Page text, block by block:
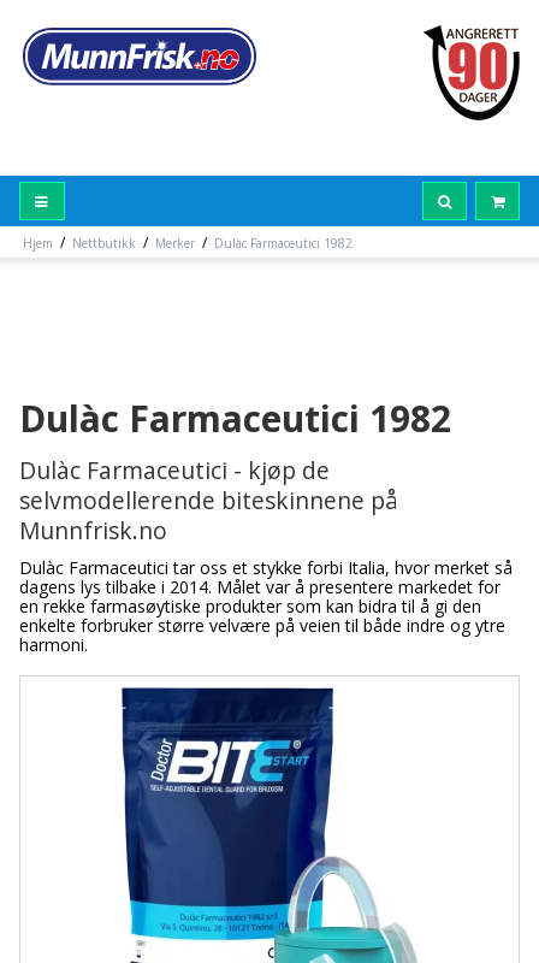
Hjem / Nettbutikk / Merker / Dulàc Farmaceutici 1982
Dulàc Farmaceutici 1982
Dulàc Farmaceutici - kjøp de
selvmodellerende biteskinnene på
Munnfrisk.no
Dulàc Farmaceutici tar oss et stykke forbi Italia, hvor merket så
dagens lys tilbake i 2014. Målet var å presentere markedet for
en rekke farmasøytiske produkter som kan bidra til å gi den
enkelte forbruker større velvære på veien til både indre og ytre
harmoni.